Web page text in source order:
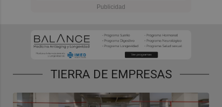
TIERRA DE EMPRESAS